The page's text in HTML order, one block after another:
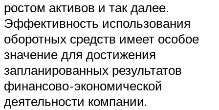
ростом активов и так далее.
Эффективность использования
оборотных средств имеет особое
значение для достижения
запланированных результатов
финансово-экономической
деятельности компании.